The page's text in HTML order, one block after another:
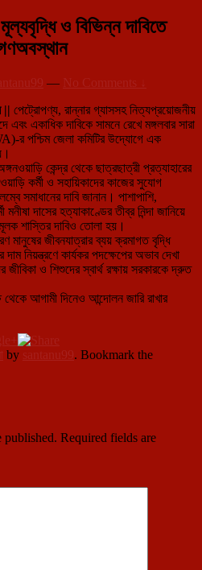
ও বিভিন্ন দাবিতে
গণঅবস্থান
— No Comments ↓
|| পেট্রোপণ্য, রান্নার গ্যাসসহ নিত্যপ্রয়োজনীয়
এবং একাধিক দাবিকে সামনে রেখে মঙ্গলবার সারা
র পশ্চিম জেলা কমিটির উদ্যোগে এক
কেন্দ্র থেকে ছাত্রছাত্রী প্রত্যাহারের
কর্মী ও সহায়িকাদের কাজের সুযোগ
সমাধানের দাবি জানান। পাশাপাশি,
দাসের হত্যাকাণ্ডের তীব্র নিন্দা জানিয়ে
শাস্তির দাবিও তোলা হয়।
মানুষের জীবনযাত্রার ব্যয় ক্রমাগত বৃদ্ধি
নিয়ন্ত্রণে কার্যকর পদক্ষেপের অভাব দেখা
জীবিকা ও শিশুদের স্বার্থ রক্ষায় সরকারকে দ্রুত
থেকে আগামী দিনেও আন্দোলন জারি রাখার
by santanu99. Bookmark the
published. Required fields are